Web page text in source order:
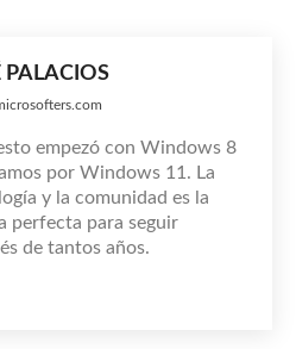
PALACIOS
empezó con Windows 8
por Windows 11. La
y la comunidad es la
perfecta para seguir
de tantos años.